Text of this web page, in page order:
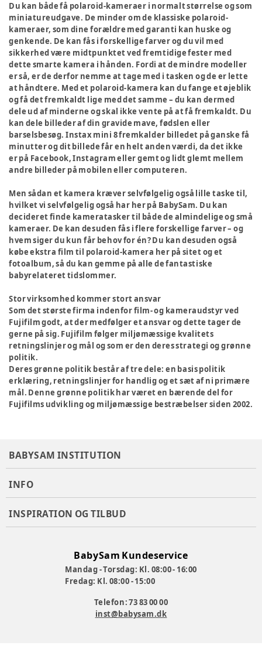
Du kan både få polaroid-kameraer i normalt størrelse og som
miniatureudgave. De minder om de klassiske polaroid-
kameraer, som dine forældre med garanti kan huske og
genkende. De kan fås i forskellige farver og du vil med
sikkerhed være midtpunktet ved fremtidige fester med
dette smarte kamera i hånden. Fordi at de mindre modeller
er så, er de derfor nemme at tage med i tasken og de er lette
at håndtere. Med et polaroid-kamera kan du fange et øjeblik
og få det fremkaldt lige med det samme – du kan dermed
dele ud af minderne og skal ikke vente på at få fremkaldt. Du
kan dele billeder af din gravide mave, fødslen eller
barselsbesøg. Instax mini 8 fremkalder billedet på ganske få
minutter og dit billede får en helt anden værdi, da det ikke
er på Facebook, Instagram eller gemt og lidt glemt mellem
andre billeder på mobilen eller computeren.
Men sådan et kamera kræver selvfølgelig også lille taske til,
hvilket vi selvfølgelig også har her på BabySam. Du kan
decideret finde kameratasker til både de almindelige og små
kameraer. De kan desuden fås i flere forskellige farver – og
hvem siger du kun får behov for én? Du kan desuden også
købe ekstra film til polaroid-kamera her på sitet og et
fotoalbum, så du kan gemme på alle de fantastiske
babyrelateret tidslommer.
Stor virksomhed kommer stort ansvar
Som det største firma indenfor film- og kameraudstyr ved
Fujifilm godt, at der medfølger et ansvar og dette tager de
gerne på sig. Fujifilm følger miljømæssige kvalitets
retningslinjer og mål og som er den deres strategi og grønne
politik.
Deres grønne politik består af tre dele: en basis politik
erklæring, retningslinjer for handlig og et sæt af ni primære
mål. Denne grønne politik har været en bærende del for
Fujifilms udvikling og miljømæssige bestræbelser siden 2002.
BABYSAM INSTITUTION
INFO
INSPIRATION OG TILBUD
BabySam Kundeservice
Mandag - Torsdag: Kl. 08:00 - 16:00
Fredag: Kl. 08:00 - 15:00
Telefon: 73 83 00 00
inst@babysam.dk